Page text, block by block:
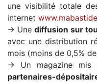
une visibilité totale
internet
→ Unediffusion sur
avec une distribution
mois (moins de 0,5%
→ Un magazine mis
partenaires-